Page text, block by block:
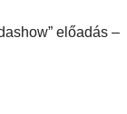
előadás –